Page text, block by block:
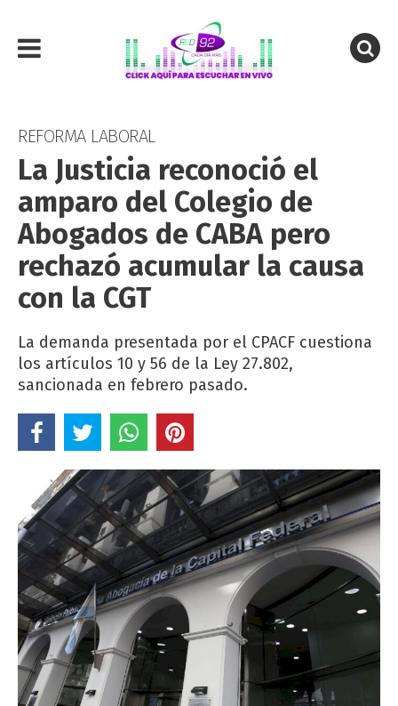
REFORMA LABORAL
La Justicia reconoció el
amparo del Colegio de
Abogados de CABA pero
rechazó acumular la causa
con la CGT
La demanda presentada por el CPACF cuestiona
los artículos 10 y 56 de la Ley 27.802,
sancionada en febrero pasado.